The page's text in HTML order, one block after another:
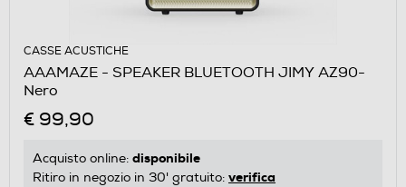
CASSE ACUSTICHE
AAAMAZE - SPEAKER BLUETOOTH JIMY AZ90-
Nero
€ 99,90
Acquisto online: disponibile
Ritiro in negozio in 30' gratuito: verifica